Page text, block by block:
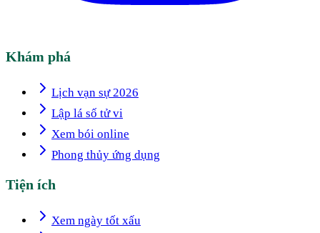
Khám phá
Lịch vạn sự 2026
Lập lá số tử vi
Xem bói online
Phong thủy ứng dụng
Tiện ích
Xem ngày tốt xấu